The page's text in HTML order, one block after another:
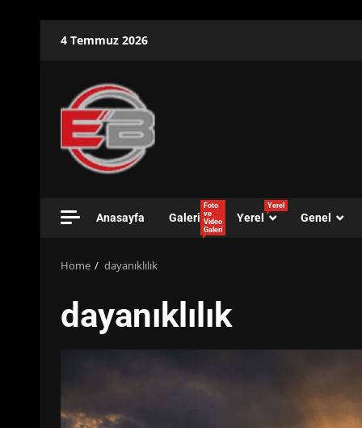
4 Temmuz 2026
Anasayfa Galeri
Foto
ve
Video
Galeri
Yerel
Yerel
Genel
Home dayanıklılık
dayanıklılık